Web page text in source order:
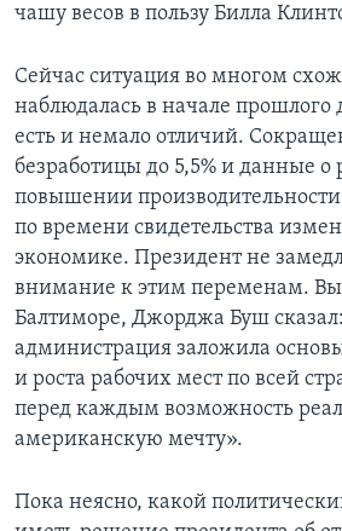
чашу весов в пользу Билла
Сейчас ситуация во многом
наблюдалась в начале прошлого
есть и немало отличий.
безработицы до 5,5% и данные о
повышении производительности
по времени свидетельства
экономике. Президент не
внимание к этим переменам.
Балтиморе, Джорджа Буш
администрация заложила
и роста рабочих мест по всей
перед каждым возможность
американскую мечту».
Пока неясно, какой